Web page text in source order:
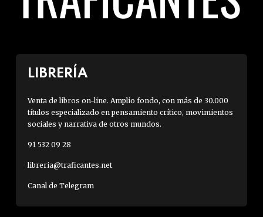
LIBRERÍA
Venta de libros on-line. Amplio fondo, con más de 30.000
títulos especializado en pensamiento crítico, movimientos
sociales y narrativa de otros mundos.
91 532 09 28
libreria@traficantes.net
Canal de Telegram